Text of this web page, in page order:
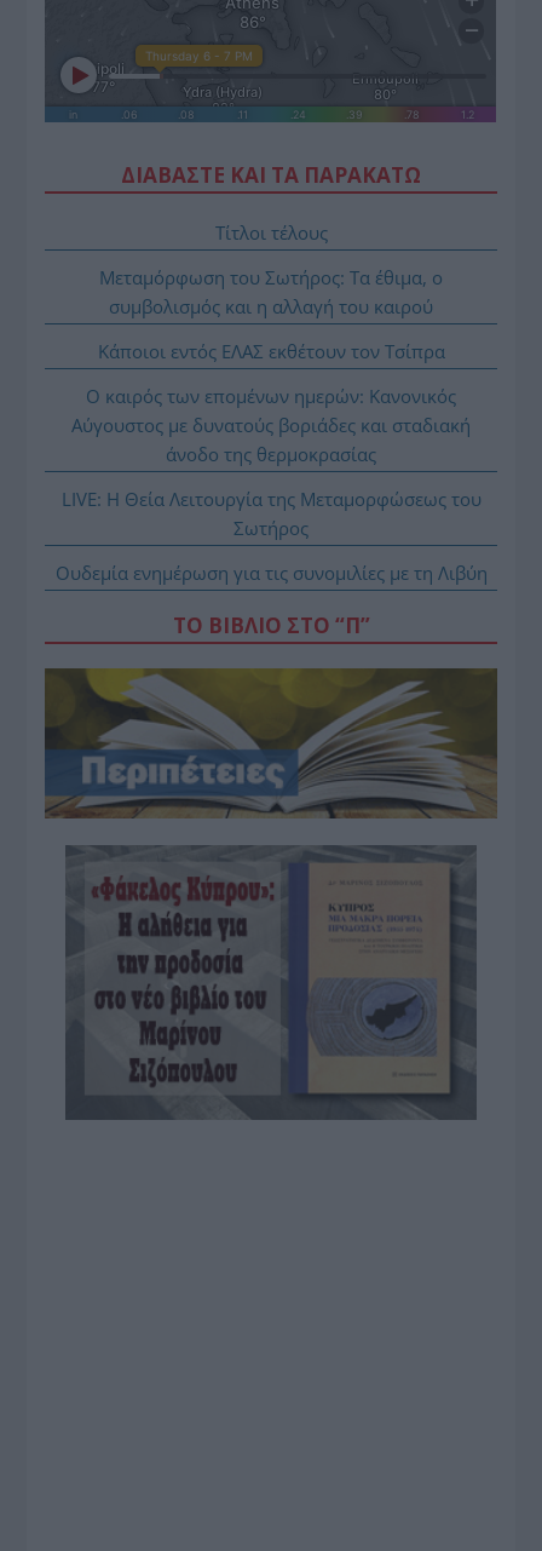
ΔΙΑΒΑΣΤΕ ΚΑΙ ΤΑ ΠΑΡΑΚΑΤΩ
Τίτλοι τέλους
Μεταμόρφωση του Σωτήρος: Τα έθιμα, ο
συμβολισμός και η αλλαγή του καιρού
Κάποιοι εντός ΕΛΑΣ εκθέτουν τον Τσίπρα
Ο καιρός των επομένων ημερών: Κανονικός
Αύγουστος με δυνατούς βοριάδες και σταδιακή
άνοδο της θερμοκρασίας
LIVE: Η Θεία Λειτουργία της Μεταμορφώσεως του
Σωτήρος
Ουδεμία ενημέρωση για τις συνομιλίες με τη Λιβύη
ΤΟ ΒΙΒΛΙΟ ΣΤΟ “Π”